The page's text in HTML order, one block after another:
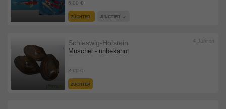
6,00 €
ZÜCHTER JUNGTIER
Muschel - unbekannt
Schleswig-Holstein
2,00 €
4 Jahren
ZÜCHTER